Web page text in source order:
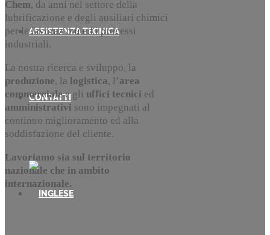
ASSISTENZA TECNICA
CONTATTI
Chem, da anni nel settore della
lubrificazione e degli ausiliari chimici
per le lavorazioni ed i processi
industriali.
La nostra ricerca e sviluppo, la
produzione, la logistica, l’area
commercialee gli uffici tecnici ed
amministrativi sono impegnati al
continuo miglioramento ed alla
soddisfazione del cliente.
Lavoriamo sia sul territorio
nazionale che in ambito
internazionale.